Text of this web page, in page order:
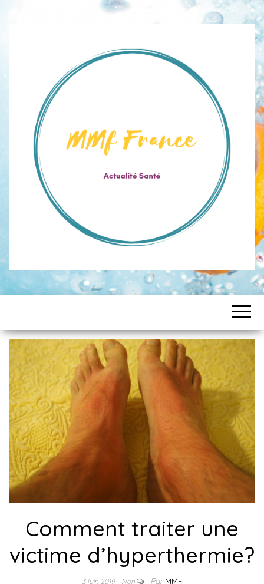
Comment traiter une
victime d’hyperthermie?
3 juin 2019 Non ParMMF